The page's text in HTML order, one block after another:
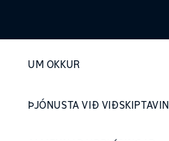
UM OKKUR
ÞJÓNUSTA VIÐ VIÐSKIPTAVINI